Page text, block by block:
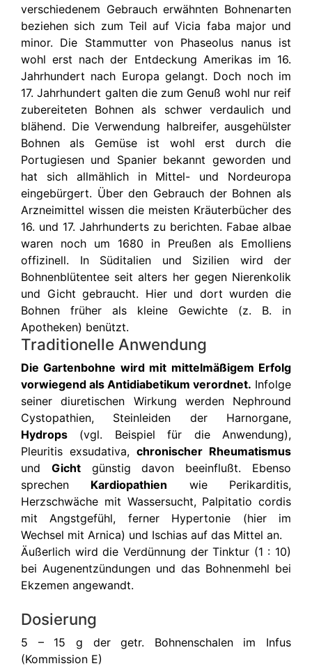
verschiedenem Gebrauch erwähnten Bohnenarten
beziehen sich zum Teil auf Vicia faba major und
minor. Die Stammutter von Phaseolus nanus ist
wohl erst nach der Entdeckung Amerikas im 16.
Jahrhundert nach Europa gelangt. Doch noch im
17. Jahrhundert galten die zum Genuß wohl nur reif
zubereiteten Bohnen als schwer verdaulich und
blähend. Die Verwendung halbreifer, ausgehülster
Bohnen als Gemüse ist wohl erst durch die
Portugiesen und Spanier bekannt geworden und
hat sich allmählich in Mittel- und Nordeuropa
eingebürgert. Über den Gebrauch der Bohnen als
Arzneimittel wissen die meisten Kräuterbücher des
16. und 17. Jahrhunderts zu berichten. Fabae albae
waren noch um 1680 in Preußen als Emolliens
offizinell. In Süditalien und Sizilien wird der
Bohnenblütentee seit alters her gegen Nierenkolik
und Gicht gebraucht. Hier und dort wurden die
Bohnen früher als kleine Gewichte (z. B. in
Apotheken) benützt.
Traditionelle Anwendung
Die Gartenbohne wird mit mittelmäßigem Erfolg
vorwiegend als Antidiabetikum verordnet. Infolge
seiner diuretischen Wirkung werden Nephround
Cystopathien, Steinleiden der Harnorgane,
Hydrops (vgl. Beispiel für die Anwendung),
Pleuritis exsudativa, chronischer Rheumatismus
und Gichtgünstig davon beeinflußt. Ebenso
sprechen Kardiopathien wie Perikarditis,
Herzschwäche mit Wassersucht, Palpitatio cordis
mit Angstgefühl, ferner Hypertonie (hier im
Wechsel mit Arnica) und Ischias auf das Mittel an.
Äußerlich wird die Verdünnung der Tinktur (1 : 10)
bei Augenentzündungen und das Bohnenmehl bei
Ekzemen angewandt.
Dosierung
5 – 15 g der getr. Bohnenschalen im Infus
(Kommission E)